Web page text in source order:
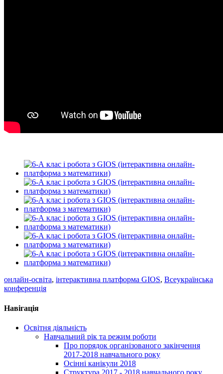
онлайн-освіта, інтерактивна платформа GIOS, Всеукраїнська
конференція
Навігація
Освітня діяльність
Навчальний рік та режим роботи
Про порядок організованого закінчення
2017-2018 навчального року
Осінні канікули 2018
Структура 2017 - 2018 навчального року